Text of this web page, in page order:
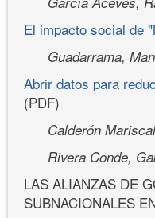
El impacto social de
Guadarrama,
Abrir datos para
(PDF)
Calderón
Rivera Conde,
LAS ALIANZAS DE
SUBNACIONALES